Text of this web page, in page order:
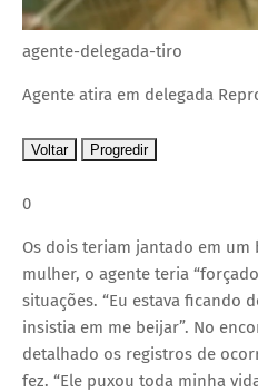
agente-delegada-tiro
Agente atira em delegada
Voltar Progredir
0
Os dois teriam jantado em
mulher, o agente teria
situações. “Eu estava ficando
insistia em me beijar”. No
detalhado os registros de
fez. “Ele puxou toda minha